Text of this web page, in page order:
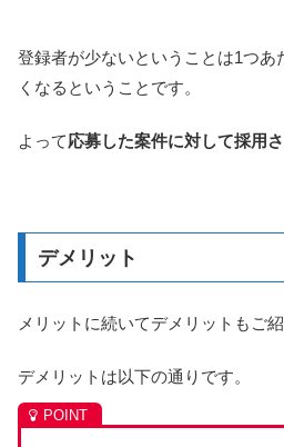
登録者が少ないということは1つあ
くなるということです。
よって応募した案件に対して採用
デメリット
メリットに続いてデメリットもご紹
デメリットは以下の通りです。